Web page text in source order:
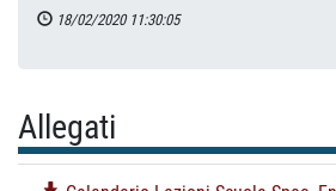
18/02/2020 11:30:05
Allegati